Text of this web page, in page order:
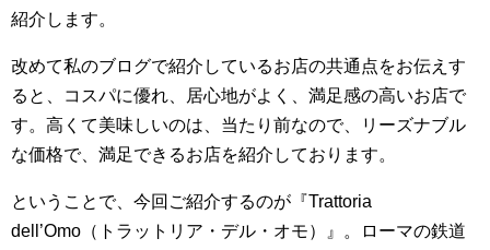
紹介します。
改めて私のブログで紹介しているお店の共通点をお伝えす
ると、コスパに優れ、居心地がよく、満足感の高いお店で
す。高くて美味しいのは、当たり前なので、リーズナブル
な価格で、満足できるお店を紹介しております。
ということで、今回ご紹介するのが『Trattoria
dell’Omo（トラットリア・デル・オモ）』。ローマの鉄道